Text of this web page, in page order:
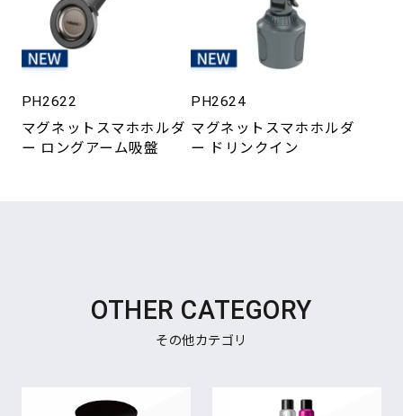
PH2622
マグネットスマホホルダ
ー ロングアーム吸盤
PH2624
マグネットスマホホルダ
ー ドリンクイン
OTHER CATEGORY
その他カテゴリ